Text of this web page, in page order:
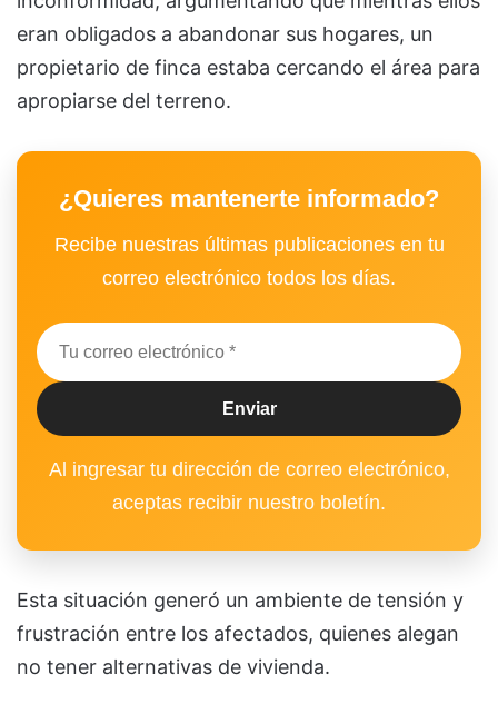
eran obligados a abandonar sus hogares, un
propietario de finca estaba cercando el área para
apropiarse del terreno.
¿Quieres mantenerte informado?
Recibe nuestras últimas publicaciones en tu
correo electrónico todos los días.
Al ingresar tu dirección de correo electrónico,
aceptas recibir nuestro boletín.
Esta situación generó un ambiente de tensión y
frustración entre los afectados, quienes alegan
no tener alternativas de vivienda.